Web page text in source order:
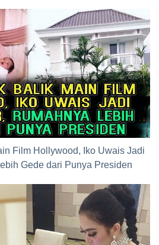
Film Hollywood, Iko Uwais Jadi
Gede dari Punya Presiden